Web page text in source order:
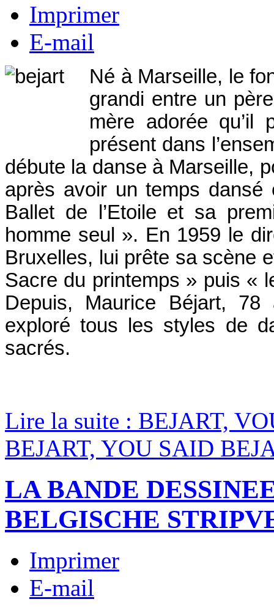
Imprimer
E-mail
Né à Marseille, le
grandi entre un
mère adorée
présent dans
débute la danse à Marseille,
après avoir un temps
Ballet de l’Etoile et sa
homme seul ». En 1959 le
Bruxelles, lui prête sa scène
Sacre du printemps » puis «
Depuis, Maurice Béjart,
exploré tous les styles de
sacrés.
Lire la suite : BEJART,
BEJART, YOU SAID
LA BANDE
BELGISCHE
Imprimer
E-mail